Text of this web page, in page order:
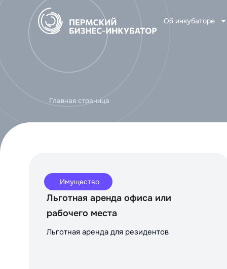
Об инкубаторе
Главная страница
Имущество
Льготная аренда офиса или
рабочего места
Льготная аренда для резидентов